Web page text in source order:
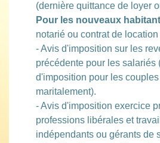
(dernière quittance de loyer
Pour les nouveaux
notarié ou contrat de location
- Avis d'imposition sur les
précédente pour les salariés
d'imposition pour les
maritalement).
- Avis d'imposition exercice
professions libérales et
indépendants ou gérants de